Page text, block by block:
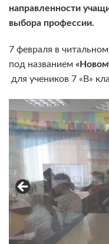
направленности
выбора профессии.
7 февраля в
под названием
для учеников 7 «В»